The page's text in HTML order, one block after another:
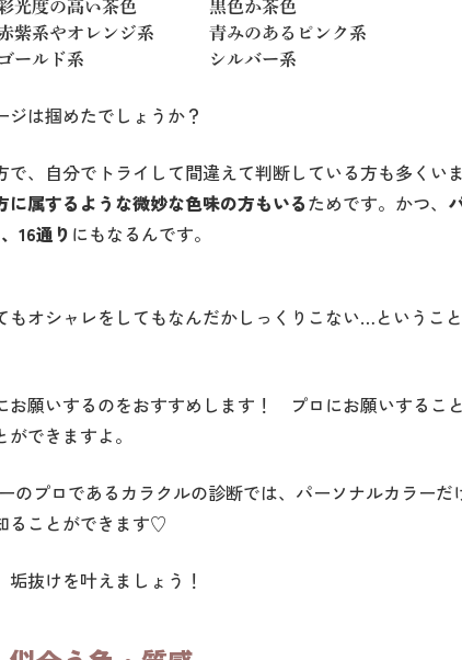
光度の高い茶色
黒色か茶色
紫系やオレンジ系
青みのあるピンク系
ゴールド系 シルバー系
は掴めたでしょうか？
、自分でトライして間違えて判断している方も多くい
属するような微妙な色味の方もいるためです。かつ、
16通り にもなるんです。
オシャレをしてもなんだかしっくりこない…というこ
願いするのをおすすめします！ プロにお願いすること
できますよ。
のプロであるカラクルの診断では、パーソナルカラーだ
ることができます♡
抜けを叶えましょう！